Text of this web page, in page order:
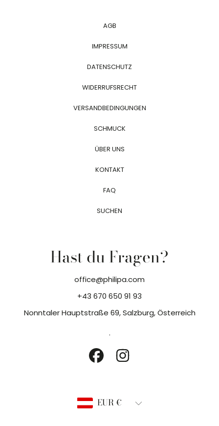
AGB
IMPRESSUM
DATENSCHUTZ
WIDERRUFSRECHT
VERSANDBEDINGUNGEN
SCHMUCK
ÜBER UNS
KONTAKT
FAQ
SUCHEN
Hast du Fragen?
office@philipa.com
+43 670 650 91 93
Nonntaler Hauptstraße 69, Salzburg, Österreich
.
FACEBOOK
EUR €